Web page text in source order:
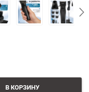
В КОРЗИНУ